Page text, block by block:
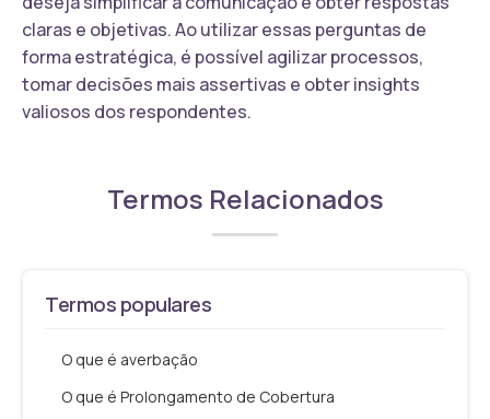
claras e objetivas. Ao utilizar essas perguntas de
forma estratégica, é possível agilizar processos,
tomar decisões mais assertivas e obter insights
valiosos dos respondentes.
Termos Relacionados
Termos populares
O que é averbação
O que é Prolongamento de Cobertura